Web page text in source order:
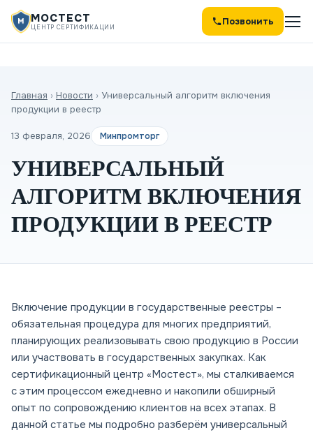
МОСТЕСТ
ЦЕНТР СЕРТИФИКАЦИИ Позвонить
Главная › Новости › Универсальный алгоритм включения
продукции в реестр
13 февраля, 2026 Минпромторг
УНИВЕРСАЛЬНЫЙ
АЛГОРИТМ ВКЛЮЧЕНИЯ
ПРОДУКЦИИ В РЕЕСТР
Включение продукции в государственные реестры –
обязательная процедура для многих предприятий,
планирующих реализовывать свою продукцию в России
или участвовать в государственных закупках. Как
сертификационный центр «Мостест», мы сталкиваемся
с этим процессом ежедневно и накопили обширный
опыт по сопровождению клиентов на всех этапах. В
данной статье мы подробно разберём универсальный